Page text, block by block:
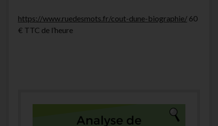
https://www.ruedesmots.fr/cout-dune-biographie/60
€ TTC de l’heure